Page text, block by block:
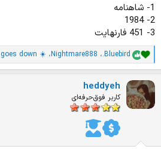
1- شاهنامه
2- 1984
3- 451 فارنهایت
ا
م
ی
ا
ز
.Bluebird، Nightmare888، goes down ☀️
heddyeh
کاربر فوق‌حرفه‌ای